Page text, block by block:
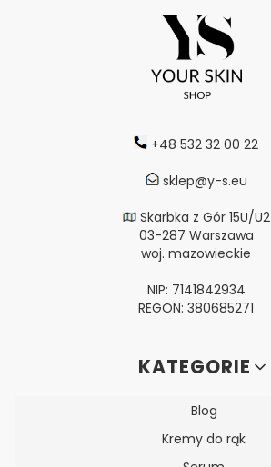
+48 532 32 00 22
sklep@y-s.eu
Skarbka z Gór 15U/U2
03-287 Warszawa
woj. mazowieckie
NIP: 7141842934
REGON: 380685271
Linki w stopceKATEGORIE
Blog
Kremy do rąk